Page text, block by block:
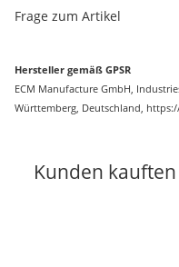
Frage zum Artikel
Hersteller gemäß GPSR
ECM Manufacture GmbH,
Württemberg, Deutschland,
Kunden